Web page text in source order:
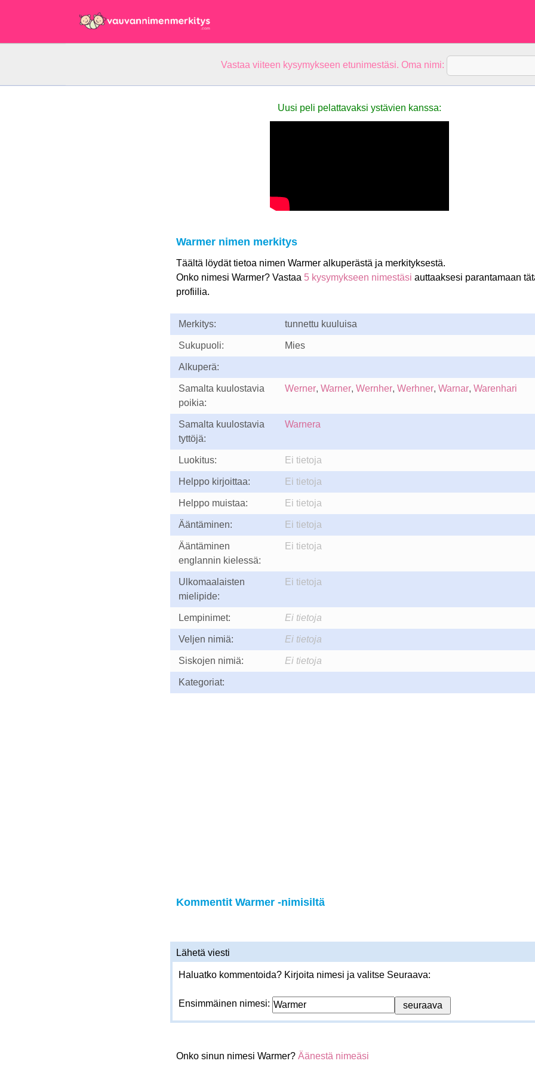
Vastaa viiteen kysymykseen etunimestäsi. Oma nimi:
Uusi peli pelattavaksi ystävien kanssa:
Warmer nimen merkitys
Täältä löydät tietoa nimen Warmer alkuperästä ja merkityksestä.
Onko nimesi Warmer? Vastaa 5 kysymykseen nimestäsi auttaaksesi parantamaan
profiilia.
Merkitys: tunnettu kuuluisa
Sukupuoli: Mies
Alkuperä:
Samalta kuulostavia
poikia:
Werner, Warner, Wernher, Werhner, Warnar, Warenhari
Samalta kuulostavia
tyttöjä:
Warnera
Luokitus: Ei tietoja
Helppo kirjoittaa: Ei tietoja
Helppo muistaa: Ei tietoja
Ääntäminen: Ei tietoja
Ääntäminen
englannin kielessä:
Ei tietoja
Ulkomaalaisten
mielipide:
Ei tietoja
Lempinimet: Ei tietoja
Veljen nimiä: Ei tietoja
Siskojen nimiä: Ei tietoja
Kategoriat:
Kommentit Warmer -nimisiltä
Lähetä viesti
Haluatko kommentoida? Kirjoita nimesi ja valitse Seuraava:
Ensimmäinen nimesi:
Onko sinun nimesi Warmer? Äänestä nimeäsi